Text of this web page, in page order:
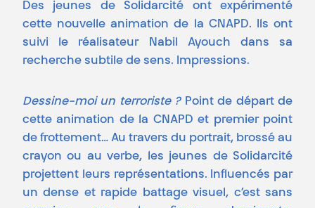
Des jeunes de Solidarcité ont expérimenté
cette nouvelle animation de la CNAPD. Ils ont
suivi le réalisateur Nabil Ayouch dans sa
recherche subtile de sens. Impressions.
Dessine-moi un terroriste ?Point de départ de
cette animation de la CNAPD et premier point
de frottement… Au travers du portrait, brossé au
crayon ou au verbe, les jeunes de Solidarcité
projettent leurs représentations. Influencés par
un dense et rapide battage visuel, c’est sans